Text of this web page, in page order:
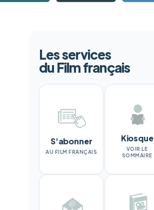
Les services
du Film français
S'abonner
AU FILM FRANÇAIS
Kiosque
VOIR LE
SOMMAIRE